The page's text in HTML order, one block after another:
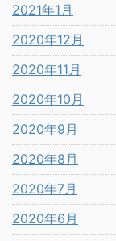
2021年1月
2020年12月
2020年11月
2020年10月
2020年9月
2020年8月
2020年7月
2020年6月